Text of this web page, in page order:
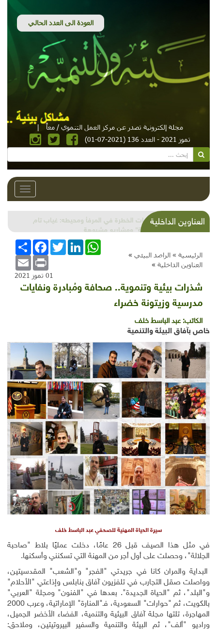
مجلة إلكترونية تصدر عن مركز العمل التنموي / معاً
|
تموز 2021 - العدد 136 (2021-07-01)
Toggle
العناوين الداخليةالنفايات الخطرة في المرفأ ومحيطه: غياب تام
لـ"البيئة" ومشاريع مشبوهة
الرئيسية » الراصد البيئي »
العناوين الداخلية »
انشر
FacebookTwitterLinkedInWhatsApp
Email Print
01 تموز 2021
شذرات بيئية وتنموية.. صحافة ومُبادرة ونفايات
مدرسية وزيتونة خضراء
الكاتب:عبد الباسط خلف
خاص بآفاق البيئة والتنمية
سيرة الحياة المهنية للصحفي عبد الباسط خلف
في مثل هذا الصيف قبل 26 عامًا، دخلت عمليًا بلاط "صاحبة
الجلالة"، وحصلت على أول أجر من المهنة التي تسكنني وأسكنها.
البداية والمران كانا في جريدتي "الفجر" و"الشعب" المقدسيتين،
وواصلت صقل التجارب في تلفزيون آفاق بنابلس وإذاعتي "الأحلام"
و"البلد"، ثم "الحياة الجديدة". بعدها في "الفنون" ومجلة "العربي"
بالكويت، ثم "حوارات" السعودية، فـ"المنارة" الإماراتية، وعرب 2000
المهاجرة، تلتها مجلة آفاق البيئية والتنمية، الفضاء الأخضر الجميل،
وراديو "ألف"، ثم البيئة والتنمية والسفير البيروتيتين، وملاحق: